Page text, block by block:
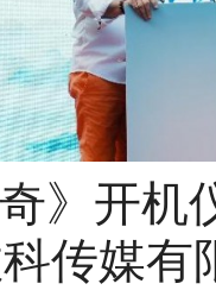
》开机
传媒有